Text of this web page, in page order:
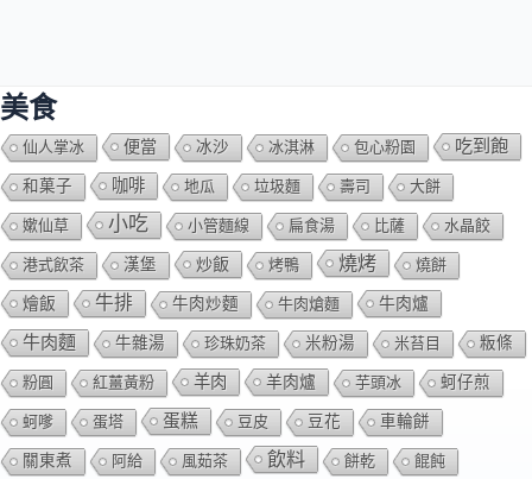
美食
仙人掌冰 便當 冰沙 冰淇淋 包心粉園 吃到飽
和菓子 咖啡 地瓜 垃圾麵 壽司 大餅
嫰仙草 小吃 小管麵線 扁食湯 比薩 水晶餃
港式飲茶 漢堡 炒飯 烤鴨 燒烤 燒餅
燴飯 牛排 牛肉炒麵 牛肉熗麵 牛肉爐
牛肉麵 牛雜湯 珍珠奶茶 米粉湯 米苔目 粄條
粉圓 紅薑黃粉 羊肉 羊肉爐 芋頭冰 蚵仔煎
蚵嗲 蛋塔 蛋糕 豆皮 豆花 車輪餅
關東煮 阿給 風茹茶 飲料 餅乾 餛飩